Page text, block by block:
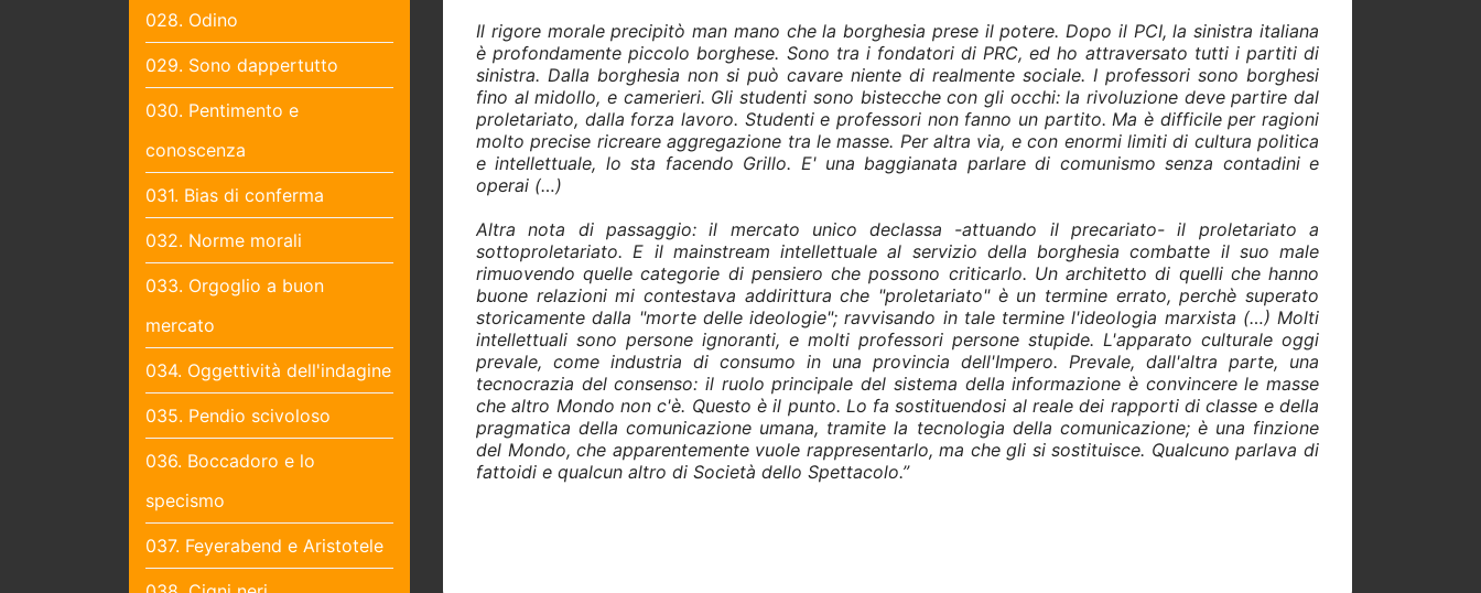
028. Odino
029. Sono dappertutto
030. Pentimento e
conoscenza
031. Bias di conferma
032. Norme morali
033. Orgoglio a buon
mercato
034. Oggettività dell'indagine
035. Pendio scivoloso
036. Boccadoro e lo
specismo
037. Feyerabend e Aristotele
Il rigore morale precipitò man mano che la borghesia prese il potere. Dopo il PCI, la sinistra italiana
è profondamente piccolo borghese. Sono tra i fondatori di PRC, ed ho attraversato tutti i partiti di
sinistra. Dalla borghesia non si può cavare niente di realmente sociale. I professori sono borghesi
fino al midollo, e camerieri. Gli studenti sono bistecche con gli occhi: la rivoluzione deve partire dal
proletariato, dalla forza lavoro. Studenti e professori non fanno un partito. Ma è difficile per ragioni
molto precise ricreare aggregazione tra le masse. Per altra via, e con enormi limiti di cultura politica
e intellettuale, lo sta facendo Grillo. E' una baggianata parlare di comunismo senza contadini e
operai (…)
Altra nota di passaggio: il mercato unico declassa -attuando il precariato- il proletariato a
sottoproletariato. E il mainstream intellettuale al servizio della borghesia combatte il suo male
rimuovendo quelle categorie di pensiero che possono criticarlo. Un architetto di quelli che hanno
buone relazioni mi contestava addirittura che "proletariato" è un termine errato, perchè superato
storicamente dalla "morte delle ideologie"; ravvisando in tale termine l'ideologia marxista (…) Molti
intellettuali sono persone ignoranti, e molti professori persone stupide. L'apparato culturale oggi
prevale, come industria di consumo in una provincia dell'Impero. Prevale, dall'altra parte, una
tecnocrazia del consenso: il ruolo principale del sistema della informazione è convincere le masse
che altro Mondo non c'è. Questo è il punto. Lo fa sostituendosi al reale dei rapporti di classe e della
pragmatica della comunicazione umana, tramite la tecnologia della comunicazione; è una finzione
del Mondo, che apparentemente vuole rappresentarlo, ma che gli si sostituisce. Qualcuno parlava di
fattoidi e qualcun altro di Società dello Spettacolo.”